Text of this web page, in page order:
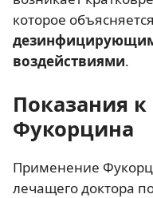
которое объясняется
воздействиями.
Показания
Фукорцина
Применение
лечащего доктора